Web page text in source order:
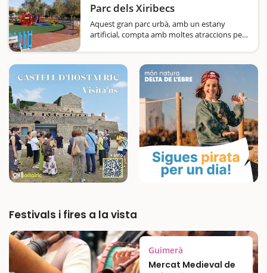
Parc dels Xiribecs
Aquest gran parc urbà, amb un estany
artificial, compta amb moltes atraccions per
per als vostres fills. És un parc molt gran,
amb…
Festivals i fires a la vista
Guimerà
Mercat Medieval de